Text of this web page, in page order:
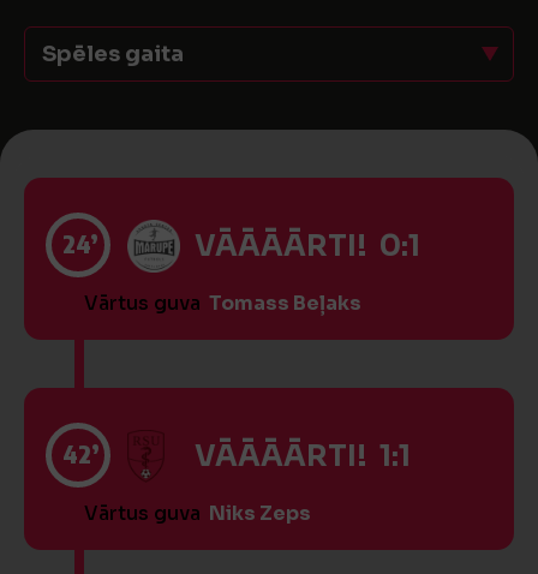
Spēles gaita
24’ VĀĀĀĀRTI! 0:1
Vārtus guva Tomass Beļaks
42’ VĀĀĀĀRTI! 1:1
Vārtus guva Niks Zeps